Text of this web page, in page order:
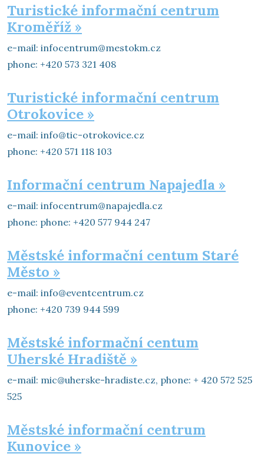
Turistické informační centrum
Kroměříž »
e-mail: infocentrum@mestokm.cz
phone: +420 573 321 408
Turistické informační centrum
Otrokovice »
e-mail: info@tic-otrokovice.cz
phone: +420 571 118 103
Informační centrum Napajedla »
e-mail: infocentrum@napajedla.cz
phone: phone: +420 577 944 247
Městské informační centum Staré
Město »
e-mail: info@eventcentrum.cz
phone: +420 739 944 599
Městské informační centum
Uherské Hradiště »
e-mail: mic@uherske-hradiste.cz, phone: + 420 572 525
525
Městské informační centrum
Kunovice »